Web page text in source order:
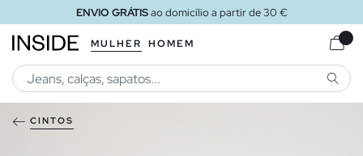
ENVIO GRÁTISao domicílio a partir de 30 €
MULHER HOMEM
CINTOS